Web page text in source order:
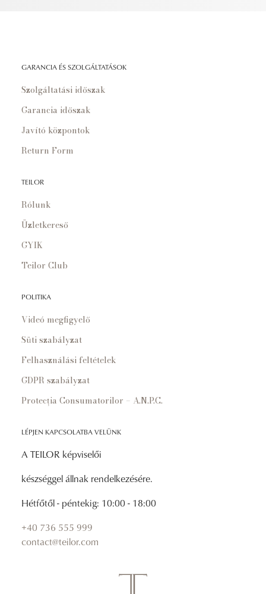
GARANCIA ÉS SZOLGÁLTATÁSOK
Szolgáltatási időszak
Garancia időszak
Javító központok
Return Form
TEILOR
Rólunk
Üzletkereső
GYIK
Teilor Club
POLITIKA
Videó megfigyelő
Süti szabályzat
Felhasználási feltételek
GDPR szabályzat
Protecția Consumatorilor – A.N.P.C.
LÉPJEN KAPCSOLATBA VELÜNK
A TEILOR képviselői
készséggel állnak rendelkezésére.
Hétfőtől - péntekig: 10:00 - 18:00
+40 736 555 999
contact@teilor.com